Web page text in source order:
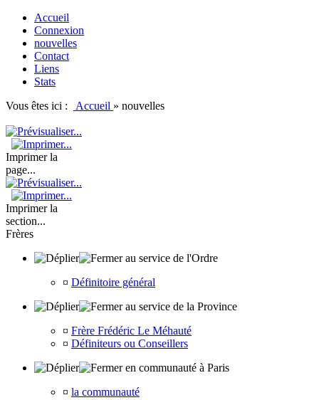
Accueil
Connexion
nouvelles
Contact
Liens
Stats
Vous êtes ici :
Accueil » nouvelles
Imprimer la
page...
Imprimer la
section...
Frères
au service de l'Ordre
¤ Définitoire général
au service de la Province
¤ Frère Frédéric Le Méhauté
¤ Définiteurs ou Conseillers
en communauté à Paris
¤ la communauté